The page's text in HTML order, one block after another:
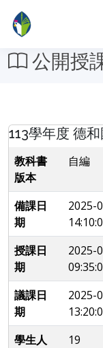
公開授
113學年度 德
教科書
版本
自編
備課日
期
2025-
授課日
期
2025-
議課日
期
2025-
學生人
19